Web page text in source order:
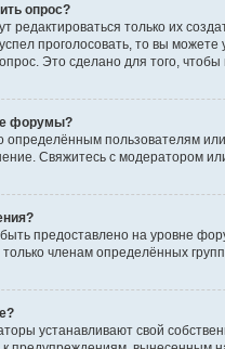
опрос?
редактироваться только их
проголосовать, то вы
Это сделано для того,
форумы?
пользователям
Свяжитесь с модератором
предоставлено на уровне
членам определённых
устанавливают свой